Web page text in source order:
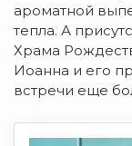
ароматной
тепла. А
Храма
Иоанна и его
встречи еще